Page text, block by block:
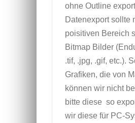
ohne Outline
Datenexport sollte
poisitiven Bereich
Bitmap Bilder
.tif, .jpg, .gif, etc.).
Grafiken, die von
können wir nicht
bitte diese so
wir diese für PC-